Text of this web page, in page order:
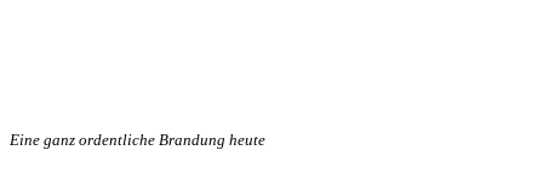
Eine ganz ordentliche Brandung heute